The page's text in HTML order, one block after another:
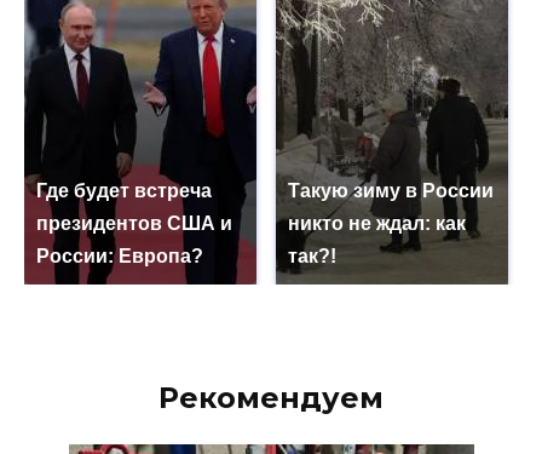
Где будет встреча
президентов США и
России: Европа?
Такую зиму в России
никто не ждал: как
так?!
Рекомендуем